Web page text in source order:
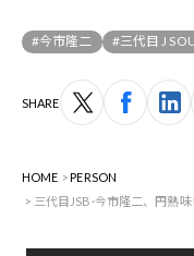
#今市隆二 #三代目 J
SHARE
HOME
PERSON
三代目JSB·今市隆二、円熟